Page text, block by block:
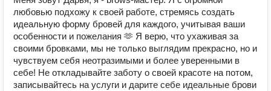
любовью подхожу к своей работе, стремясь создать
идеальную форму бровей для каждого, учитывая ваши
особенности и пожелания 🫶 Я верю, что ухаживая за
своими бровками, мы не только выглядим прекрасно, но и
чувствуем себя неотразимыми и более уверенными в
себе! Не откладывайте заботу о своей красоте на потом,
записывайтесь на услуги и дарите себе идеальные брови